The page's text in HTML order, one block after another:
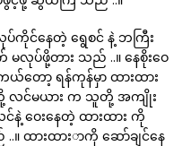
ကိုင်နေတဲ့ ရွေစင် နဲ့ ဘကြီး
လုပ်ဖို့တား သည် ..။ နေစိုးဝေ
တော့ ရန်ကုန်မှာ ထားထား
လင်မယား က သူတို့ အကျိုး
ဝေးနေတဲ့ ထားထား ကို
။ ထားထားာကို ဆော်ချင်နေ